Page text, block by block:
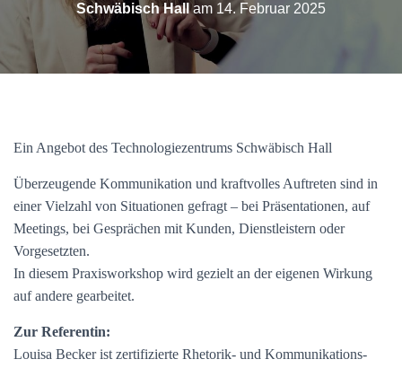
Schwäbisch Hallam 14. Februar 2025
Ein Angebot des Technologiezentrums Schwäbisch Hall
Überzeugende Kommunikation und kraftvolles Auftreten sind in
einer Vielzahl von Situationen gefragt – bei Präsentationen, auf
Meetings, bei Gesprächen mit Kunden, Dienstleistern oder
Vorgesetzten.
In diesem Praxisworkshop wird gezielt an der eigenen Wirkung
auf andere gearbeitet.
Zur Referentin:
Louisa Becker ist zertifizierte Rhetorik- und Kommunikations-